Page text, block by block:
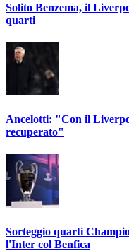
Solito Benzema, il
quarti
Ancelotti: "Con il
recuperato"
Sorteggio quarti
l'Inter col Benfica